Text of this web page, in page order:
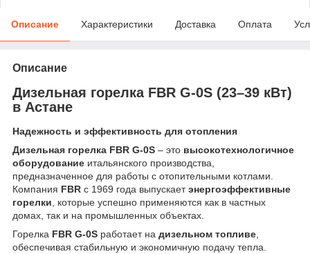
Описание Характеристики Доставка Оплата
Описание
Дизельная горелка FBR G-0S (23–39 кВт)
в Астане
Надежность и эффективность для отопления
Дизельная горелка FBR G-0S – это высокотехнологичное
оборудование итальянского производства,
предназначенное для работы с отопительными котлами.
Компания FBR с 1969 года выпускаетэнергоэффективные
горелки, которые успешно применяются как в частных
домах, так и на промышленных объектах.
Горелка FBR G-0S работает на дизельном топливе,
обеспечивая стабильную и экономичную подачу тепла.